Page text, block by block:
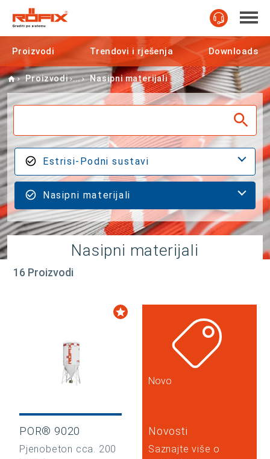
Proizvodi Trendovi i rješenja Downloads
Home
Proizvodi Nasipni materijali
Estrisi-Podni sustavi
Nasipni materijali
Nasipni materijali
16 Proizvodi
POR® 9020
Pjenobeton cca. 200
Novo
Novosti
Saznajte više o